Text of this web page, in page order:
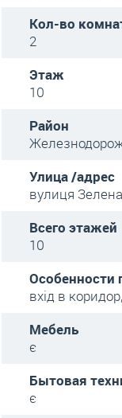
Кол-во
2
Этаж
10
Район
Улица /адрес
вулиця
Всего этажей
10
Особенности
вхід в
Мебель
є
Бытовая
є